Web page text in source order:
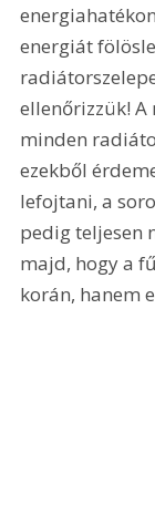
energiát
ellenőrizzük!
minden
ezekből
lefojtani, a
pedig teljesen
majd, hogy a
korán, hanem